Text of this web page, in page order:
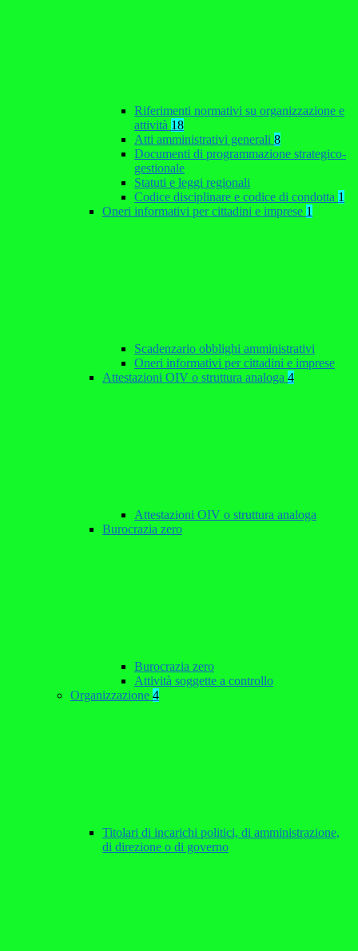
Riferimenti normativi su organizzazione e
attività 18
Atti amministrativi generali 8
Documenti di programmazione strategico-
gestionale
Statuti e leggi regionali
Codice disciplinare e codice di condotta 1
Oneri informativi per cittadini e imprese 1
Scadenzario obblighi amministrativi
Oneri informativi per cittadini e imprese
Attestazioni OIV o struttura analoga 4
Attestazioni OIV o struttura analoga
Burocrazia zero
Burocrazia zero
Attività soggette a controllo
Organizzazione 4
Titolari di incarichi politici, di amministrazione,
di direzione o di governo